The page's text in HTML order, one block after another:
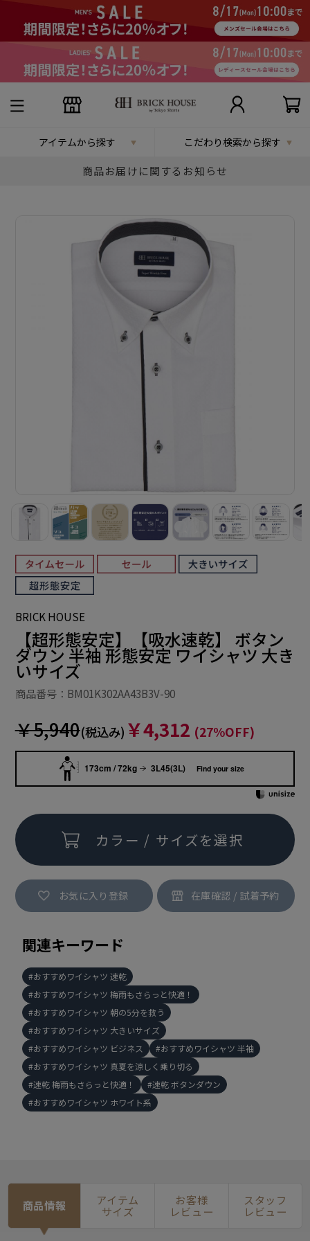
アイテムから探す こだわり検索から探す
商品お届けに関するお知らせ
BRICK HOUSE
【超形態安定】【吸水速乾】 ボタン
ダウン 半袖 形態安定 ワイシャツ 大き
いサイズ
商品番号：BM01K302AA43B3V-90
￥5,940(税込み) ￥4,312 (27%OFF)
173cm / 72kg 3L45(3L) Find your size
カラー / サイズを選択
お気に入り登録
関連キーワード
おすすめワイシャツ 速乾
おすすめワイシャツ 梅雨もさらっと快適！
おすすめワイシャツ 朝の5分を救う
おすすめワイシャツ 大きいサイズ
おすすめワイシャツ ビジネス
おすすめワイシャツ 半袖
おすすめワイシャツ 真夏を涼しく乗り切る
速乾 梅雨もさらっと快適！
速乾 ボタンダウン
おすすめワイシャツ ホワイト系
商品情報 アイテム
サイズ
お客様
レビュー
スタッフ
レビュー